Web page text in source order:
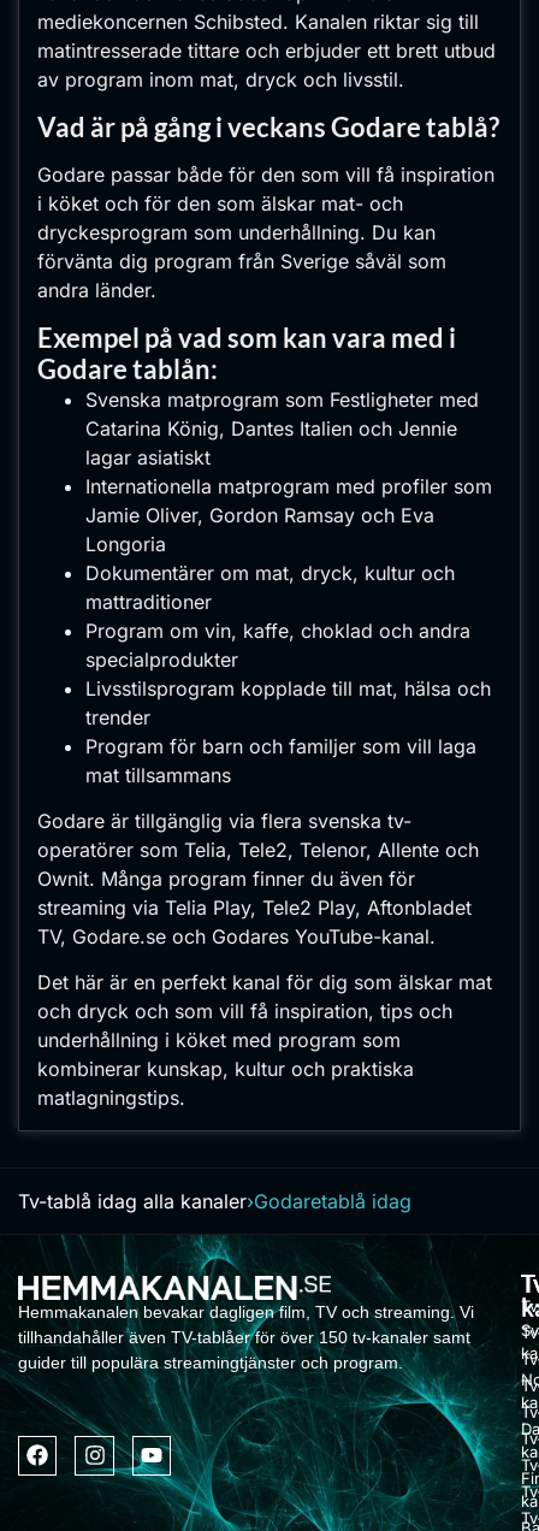
mediekoncernen Schibsted. Kanalen riktar sig till
matintresserade tittare och erbjuder ett brett utbud
av program inom mat, dryck och livsstil.
Vad är på gång i veckans Godare tablå?
Godare passar både för den som vill få inspiration
i köket och för den som älskar mat- och
dryckesprogram som underhållning. Du kan
förvänta dig program från Sverige såväl som
andra länder.
Exempel på vad som kan vara med i
Godare tablån:
Svenska matprogram som Festligheter med
Catarina König, Dantes Italien och Jennie
lagar asiatiskt
Internationella matprogram med profiler som
Jamie Oliver, Gordon Ramsay och Eva
Longoria
Dokumentärer om mat, dryck, kultur och
mattraditioner
Program om vin, kaffe, choklad och andra
specialprodukter
Livsstilsprogram kopplade till mat, hälsa och
trender
Program för barn och familjer som vill laga
mat tillsammans
Godare är tillgänglig via flera svenska tv-
operatörer som Telia, Tele2, Telenor, Allente och
Ownit. Många program finner du även för
streaming via Telia Play, Tele2 Play, Aftonbladet
TV, Godare.se och Godares YouTube-kanal.
Det här är en perfekt kanal för dig som älskar mat
och dryck och som vill få inspiration, tips och
underhållning i köket med program som
kombinerar kunskap, kultur och praktiska
matlagningstips.
Tv-tablå idag alla kanaler›Godaretablå idag
Hemmakanalen bevakar dagligen film, TV och streaming. Vi
tillhandahåller även TV-tablåer för över 150 tv-kanaler samt
guider till populära streamingtjänster och program.